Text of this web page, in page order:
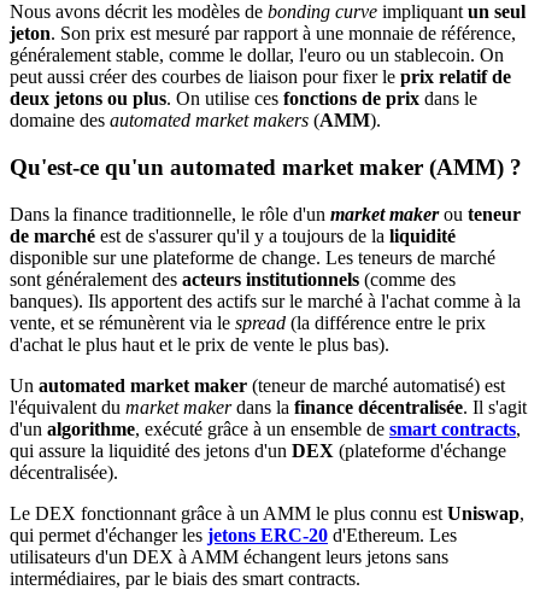
Nous avons décrit les modèles de bonding curve impliquant un seul
jeton. Son prix est mesuré par rapport à une monnaie de référence,
généralement stable, comme le dollar, l'euro ou un stablecoin. On
peut aussi créer des courbes de liaison pour fixer le prix relatif de
deux jetons ou plus. On utilise ces fonctions de prix dans le
domaine des automated market makers (AMM).
Qu'est-ce qu'un automated market maker (AMM) ?
Dans la finance traditionnelle, le rôle d'un market makerou teneur
de marché est de s'assurer qu'il y a toujours de la liquidité
disponible sur une plateforme de change. Les teneurs de marché
sont généralement des acteurs institutionnels (comme des
banques). Ils apportent des actifs sur le marché à l'achat comme à la
vente, et se rémunèrent via le spread (la différence entre le prix
d'achat le plus haut et le prix de vente le plus bas).
Un automated market maker (teneur de marché automatisé) est
l'équivalent du market makerdans la finance décentralisée. Il s'agit
d'un algorithme, exécuté grâce à un ensemble de smart contracts,
qui assure la liquidité des jetons d'un DEX (plateforme d'échange
décentralisée).
Le DEX fonctionnant grâce à un AMM le plus connu est Uniswap,
qui permet d'échanger les jetons ERC-20 d'Ethereum. Les
utilisateurs d'un DEX à AMM échangent leurs jetons sans
intermédiaires, par le biais des smart contracts.